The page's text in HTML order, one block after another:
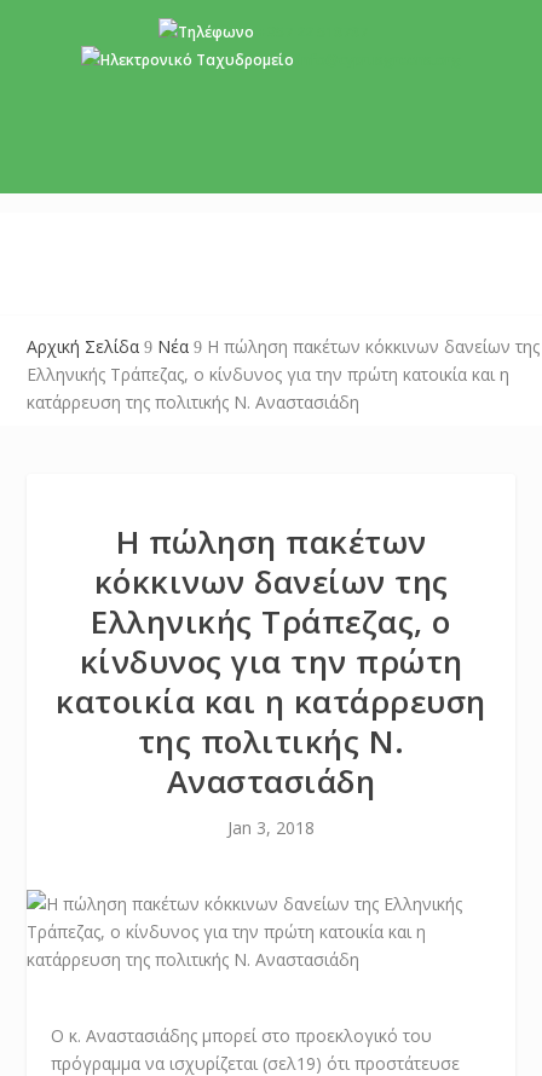
Αρχική Σελίδα 9 Νέα 9 Η πώληση πακέτων κόκκινων δανείων της
Ελληνικής Τράπεζας, ο κίνδυνος για την πρώτη κατοικία και η
κατάρρευση της πολιτικής Ν. Αναστασιάδη
Η πώληση πακέτων
κόκκινων δανείων της
Ελληνικής Τράπεζας, ο
κίνδυνος για την πρώτη
κατοικία και η κατάρρευση
της πολιτικής Ν.
Αναστασιάδη
Jan 3, 2018
Ο κ. Αναστασιάδης μπορεί στο προεκλογικό του
πρόγραμμα να ισχυρίζεται (σελ19) ότι προστάτευσε